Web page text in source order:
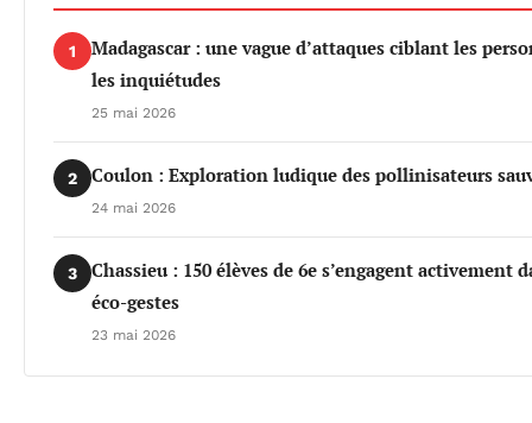
1
Madagascar : une vague d’attaques ciblant les
les inquiétudes
25 mai 2026
2 Coulon : Exploration ludique des pollinisateurs
24 mai 2026
3
Chassieu : 150 élèves de 6e s’engagent activement
éco-gestes
23 mai 2026